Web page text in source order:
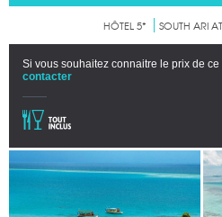
HÔTEL 5* SOUTH ARI
Si vous souhaitez connaitre le prix de
contacter